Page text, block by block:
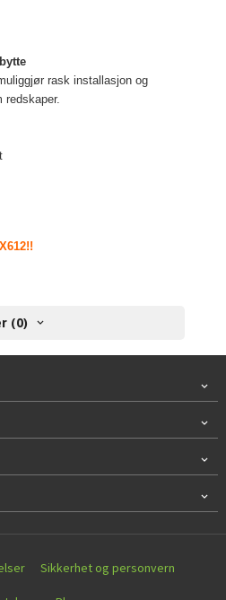
rask installasjon og
redskaper.
(0)
Sikkerhet og personvern